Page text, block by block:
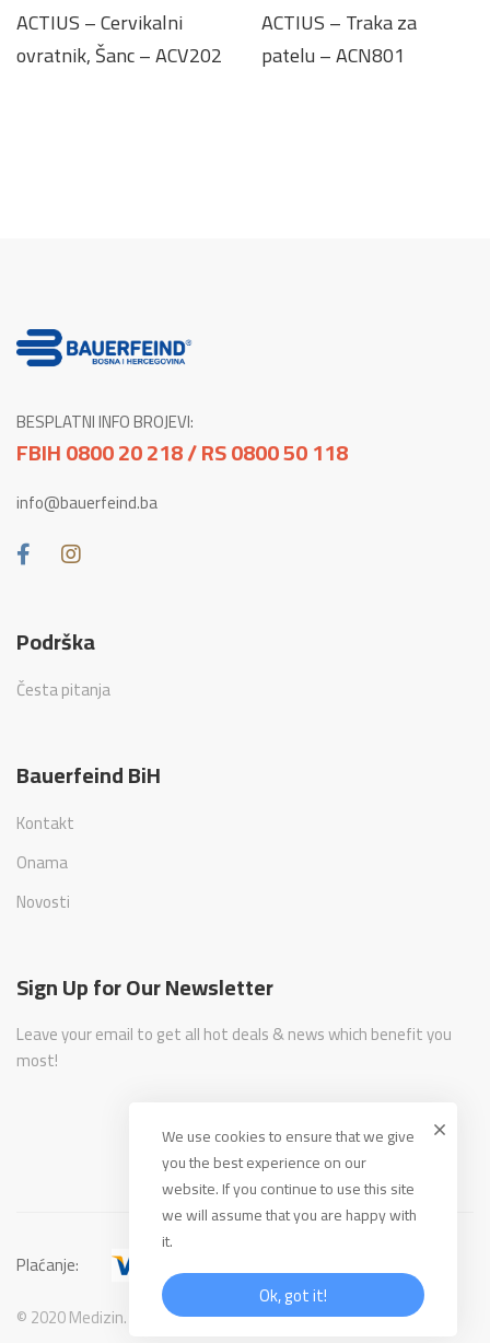
ACTIUS – Cervikalni
ovratnik, Šanc – ACV202
ACTIUS – Traka za
patelu – ACN801
BESPLATNI INFO BROJEVI:
FBIH 0800 20 218 / RS 0800 50 118
info@bauerfeind.ba
Podrška
Česta pitanja
Bauerfeind BiH
Kontakt
Onama
Novosti
Sign Up for Our Newsletter
Leave your email to get all hot deals & news which benefit you
most!
© 2020 Medizin. All Rights Reserved
Plaćanje:
We use cookies to ensure that we give
you the best experience on our
website. If you continue to use this site
we will assume that you are happy with
it.
Ok, got it!